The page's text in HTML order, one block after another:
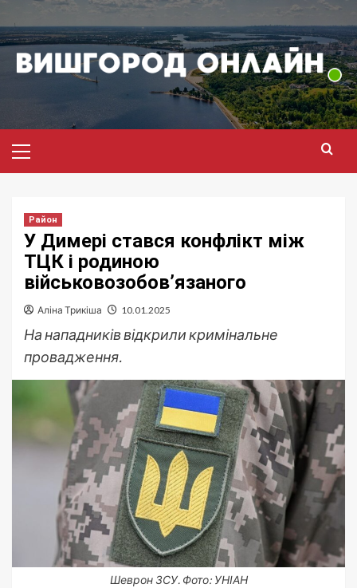
до
вмісту
меню
Район
У Димері стався конфлікт між
ТЦК і родиною
військовозобов’язаного
Аліна Трикіша 10.01.2025
На нападників відкрили кримінальне
провадження.
Шеврон ЗСУ. Фото: УНІАН